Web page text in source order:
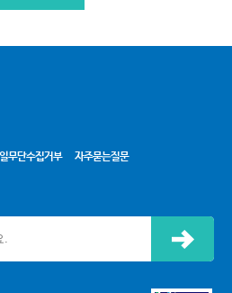
무단수집거부 자주묻는질문